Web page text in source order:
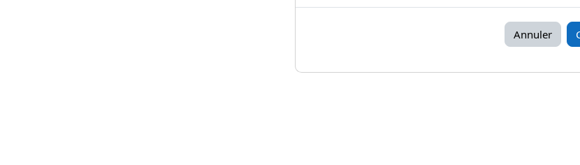
Annuler